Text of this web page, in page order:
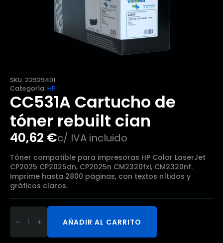
SKU: 22929401
Categoría: HP
CC531A Cartucho de
tóner rebuilt cian
40,62 €c/ IVA incluido
Tóner compatible para impresoras HP Color LaserJet
CP2025 CP2025dn, CP2025n CM2320fxi, CM2320nf.
Imprime hasta 2800 páginas, con textos nítidos y
gráficos claros.
CC531A
Cartucho
de AÑADIR AL CARRITO